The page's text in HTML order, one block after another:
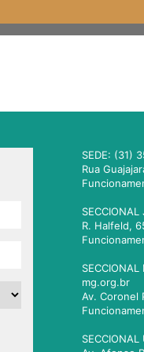
SEDE: (31)
Rua
R. Halfeld,
mg.org.br
Av. Coronel